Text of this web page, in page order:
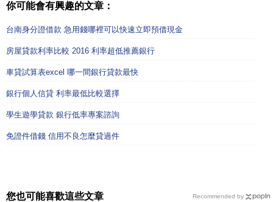
你可能會有興趣的文章：
台南身分證借款 急用錢哪裡可以快速立即預借現金
房屋貸款利率比較 2016 利率超低推薦銀行
車貸試算表excel 哪一間銀行貸款最快
銀行個人信貸 利率最低比較選擇
學生遊學貸款 銀行低率專案諮詢
免證件借錢 信用不良怎麼貸過件
您也可能喜歡這些文章 Recommended by